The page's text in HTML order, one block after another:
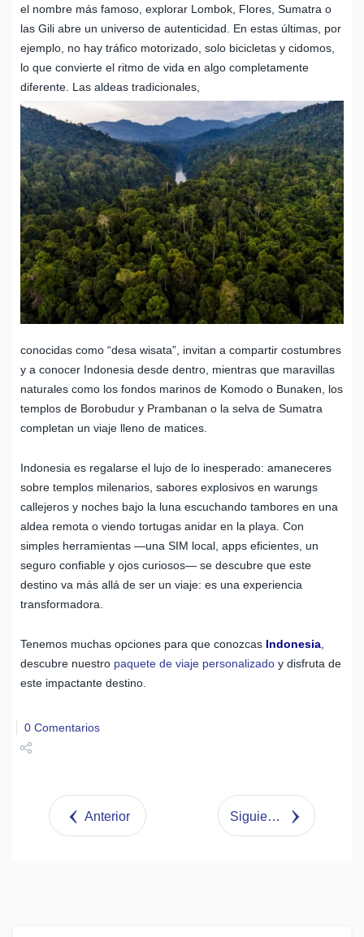
el nombre más famoso, explorar Lombok, Flores, Sumatra o
las Gili abre un universo de autenticidad. En estas últimas, por
ejemplo, no hay tráfico motorizado, solo bicicletas y cidomos,
lo que convierte el ritmo de vida en algo completamente
diferente. Las aldeas tradicionales,
conocidas como “desa wisata”, invitan a compartir costumbres
y a conocer Indonesia desde dentro, mientras que maravillas
naturales como los fondos marinos de Komodo o Bunaken, los
templos de Borobudur y Prambanan o la selva de Sumatra
completan un viaje lleno de matices.
Indonesia es regalarse el lujo de lo inesperado: amaneceres
sobre templos milenarios, sabores explosivos en warungs
callejeros y noches bajo la luna escuchando tambores en una
aldea remota o viendo tortugas anidar en la playa. Con
simples herramientas —una SIM local, apps eficientes, un
seguro confiable y ojos curiosos— se descubre que este
destino va más allá de ser un viaje: es una experiencia
transformadora.
Tenemos muchas opciones para que conozcas Indonesia
descubre nuestro paquete de viaje personalizado y disfruta de
este impactante destino.
0 Comentarios
Tweet
Anterior Siguiente